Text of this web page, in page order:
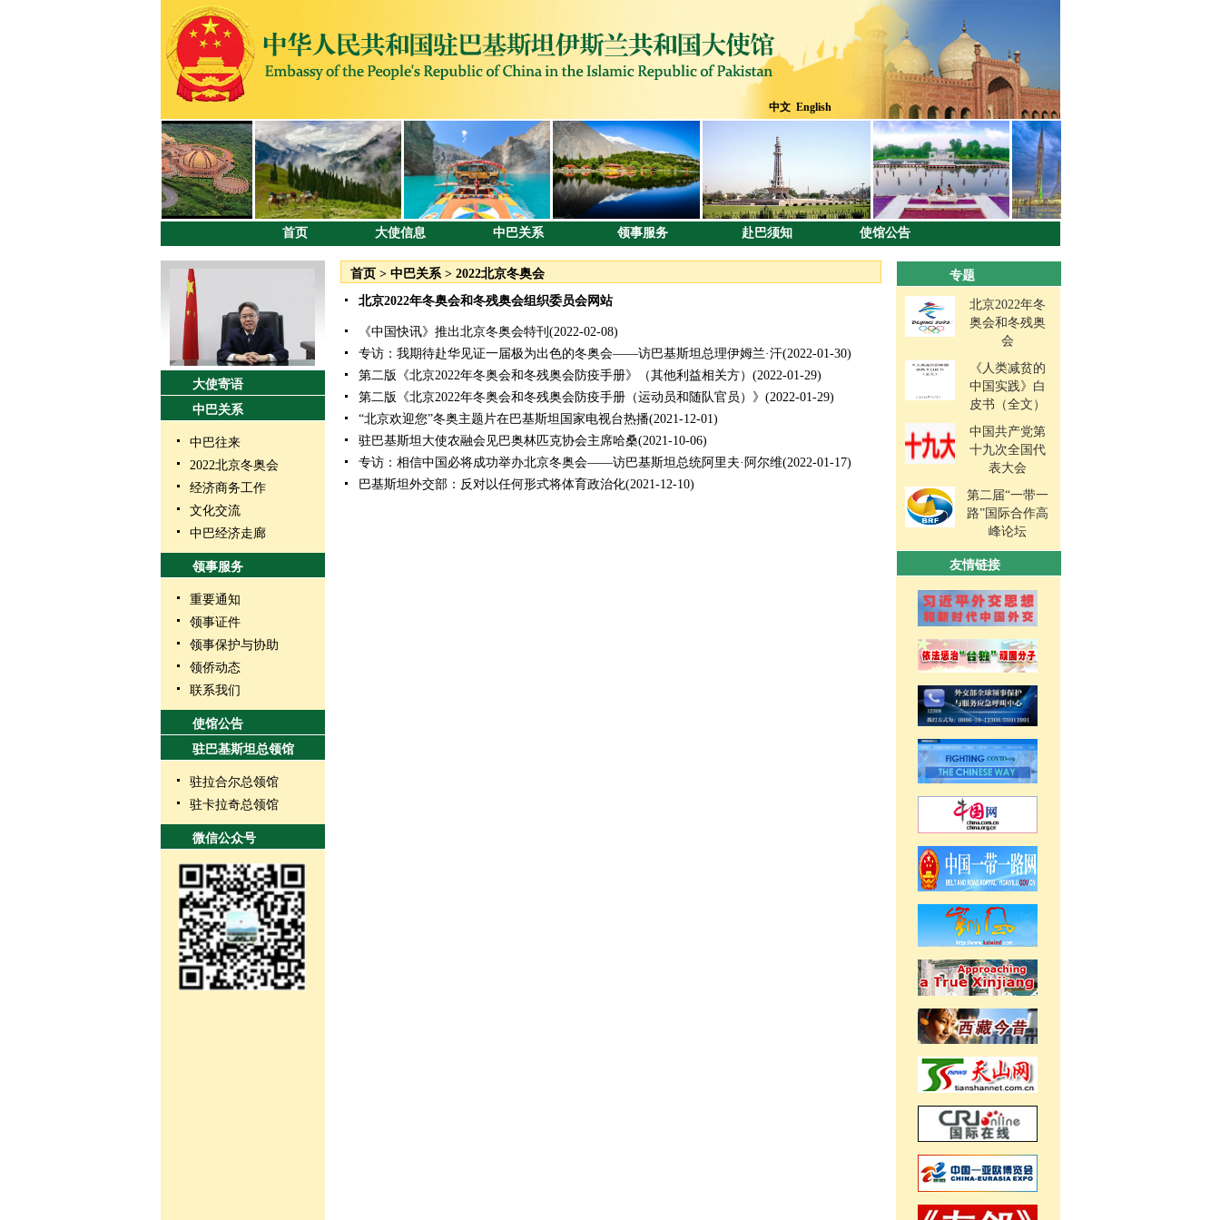
中文 English
首页 大使信息 中巴关系 领事服务 赴巴须知 使馆公告
大使寄语
中巴关系
中巴往来
2022北京冬奥会
经济商务工作
文化交流
中巴经济走廊
领事服务
重要通知
领事证件
领事保护与协助
领侨动态
联系我们
使馆公告
驻巴基斯坦总领馆
驻拉合尔总领馆
驻卡拉奇总领馆
微信公众号
首页> 中巴关系> 2022北京冬奥会
北京2022年冬奥会和冬残奥会组织委员会网站
《中国快讯》推出北京冬奥会特刊 (2022-02-08)
专访：我期待赴华见证一届极为出色的冬奥会——访巴基斯坦总理伊姆兰·汗(2022-01-30)
第二版《北京2022年冬奥会和冬残奥会防疫手册》（其他利益相关方） (2022-01-29)
第二版《北京2022年冬奥会和冬残奥会防疫手册（运动员和随队官员）》 (2022-01-29)
“北京欢迎您”冬奥主题片在巴基斯坦国家电视台热播(2021-12-01)
驻巴基斯坦大使农融会见巴奥林匹克协会主席哈桑(2021-10-06)
专访：相信中国必将成功举办北京冬奥会——访巴基斯坦总统阿里夫·阿尔维(2022-01-17)
巴基斯坦外交部：反对以任何形式将体育政治化(2021-12-10)
专题
北京2022年冬
奥会和冬残奥
会
《人类减贫的
中国实践》白
皮书（全文）
中国共产党第
十九次全国代
表大会
第二届“一带一
路”国际合作高
峰论坛
友情链接